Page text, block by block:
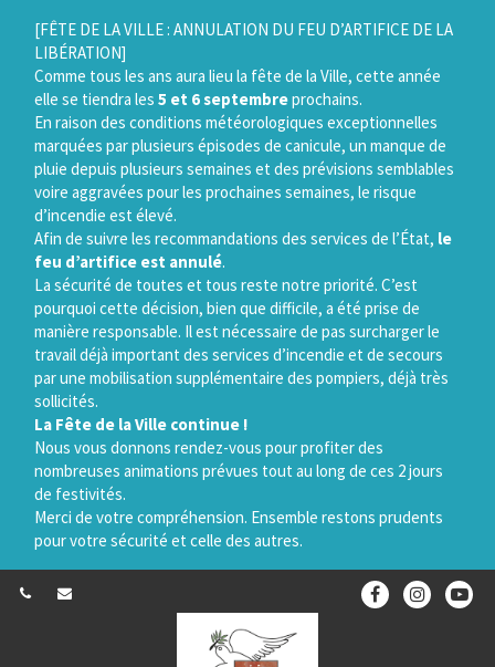
[FÊTE DE LA VILLE : ANNULATION DU FEU D’ARTIFICE DE LA
LIBÉRATION]
Comme tous les ans aura lieu la fête de la Ville, cette année
elle se tiendra les 5 et 6 septembreprochains.
En raison des conditions météorologiques exceptionnelles
marquées par plusieurs épisodes de canicule, un manque de
pluie depuis plusieurs semaines et des prévisions semblables
voire aggravées pour les prochaines semaines, le risque
d’incendie est élevé.
Afin de suivre les recommandations des services de l’État, le
feu d’artifice est annulé.
La sécurité de toutes et tous reste notre priorité. C’est
pourquoi cette décision, bien que difficile, a été prise de
manière responsable. Il est nécessaire de pas surcharger le
travail déjà important des services d’incendie et de secours
par une mobilisation supplémentaire des pompiers, déjà très
sollicités.
La Fête de la Ville continue !
Nous vous donnons rendez-vous pour profiter des
nombreuses animations prévues tout au long de ces 2 jours
de festivités.
Merci de votre compréhension. Ensemble restons prudents
pour votre sécurité et celle des autres.